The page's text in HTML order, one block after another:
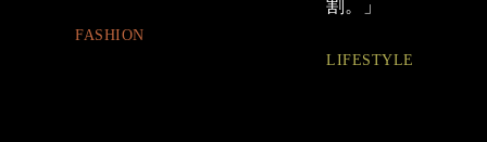
FASHION
割。」
LIFESTYLE